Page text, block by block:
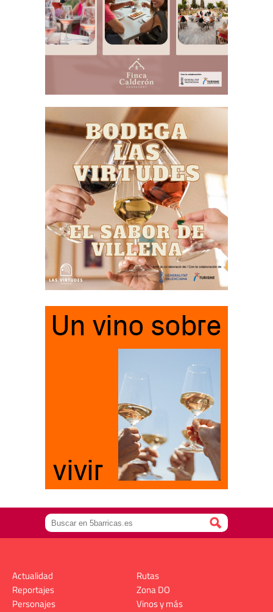
Actualidad
Reportajes
Personajes
Rutas
Zona DO
Vinos y más